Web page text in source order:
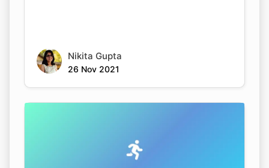
Nikita Gupta
26 Nov 2021